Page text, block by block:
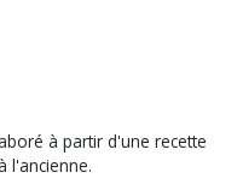
à partir d'une recette
l'ancienne.